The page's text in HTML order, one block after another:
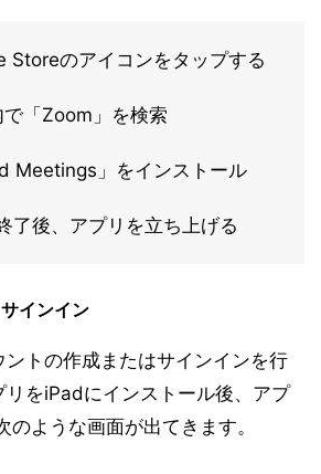
Storeのアイコンをタップする
「Zoom」を検索
Meetings」をインストール
了後、アプリを立ち上げる
インイン
トの作成またはサインインを行
をiPadにインストール後、アプ
のような画面が出てきます。